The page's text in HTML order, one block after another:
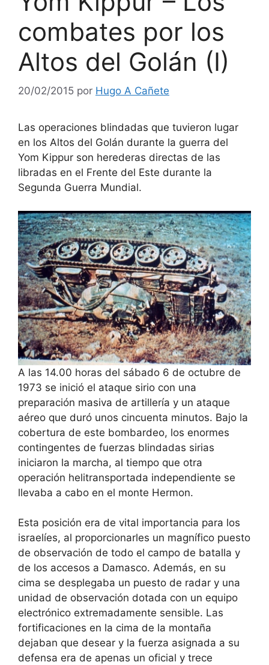
combates por los
Altos del Golán (I)
20/02/2015 por Hugo A Cañete
Las operaciones blindadas que tuvieron lugar
en los Altos del Golán durante la guerra del
Yom Kippur son herederas directas de las
libradas en el Frente del Este durante la
Segunda Guerra Mundial.
A las 14.00 horas del sábado 6 de octubre de
1973 se inició el ataque sirio con una
preparación masiva de artillería y un ataque
aéreo que duró unos cincuenta minutos. Bajo la
cobertura de este bombardeo, los enormes
contingentes de fuerzas blindadas sirias
iniciaron la marcha, al tiempo que otra
operación helitransportada independiente se
llevaba a cabo en el monte Hermon.
Esta posición era de vital importancia para los
israelíes, al proporcionarles un magnífico puesto
de observación de todo el campo de batalla y
de los accesos a Damasco. Además, en su
cima se desplegaba un puesto de radar y una
unidad de observación dotada con un equipo
electrónico extremadamente sensible. Las
fortificaciones en la cima de la montaña
dejaban que desear y la fuerza asignada a su
defensa era de apenas un oficial y trece